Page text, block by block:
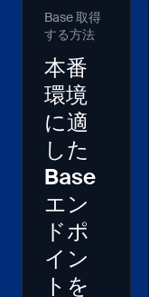
Base 取得
する方法
本番
環境
に適
した
Base
エン
ドポ
イン
トを